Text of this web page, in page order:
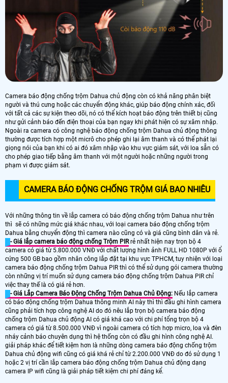
Camera báo động chống trộm Dahua chủ động còn có khả năng phân biệt
người và thú cưng hoặc các chuyển động khác, giúp báo động chính xác, đối
với tất cả các sự kiện theo dõi, nó có thể kích hoạt báo động trên thiết bị cũng
như gửi cảnh báo đến điện thoại của bạn ngay khi phát hiện có sự xâm nhập.
Ngoài ra camera có công nghệ báo động chống trộm Dahua chủ động thông
thường được tích hợp một micrô cho phép ghi lại âm thanh và có thể phát lại
giọng nói của bạn khi có ai đó xâm nhập vào khu vực giám sát, với loa sẵn có
cho phép giao tiếp bằng âm thanh với một người hoặc những người trong
phạm vi được giám sát.
CAMERA BÁO ĐỘNG CHỐNG TRỘM GIÁ BAO NHIÊU
Với những thông tin về lắp camera có báo động chống trộm Dahua như trên
thì sẽ có những mức giá khác nhau, với loại camera báo động chống trộm
Dahua bằng chuyển động thì camera nào cũng có và giá cũng bình dân và rẻ.
- Giá lắp camera báo động chống Trộm PIRrẻ nhất hiện nay trọn bộ 4
camera có giá từ 5.800.000 VNĐ với chất lượng hình ảnh FULL HD 1080P với ổ
cứng 500 GB bao gồm nhân công lắp đặt tại khu vực TPHCM, tuy nhiện với loại
camera báo động chống trộm Dahua PIR thì có thể sử dụng gói camera thường
còn những vị trí muốn sử dụng camera báo động chống trộm Dahua PIR chỉ
việc thay thế là có giá rẻ hơn.
- Giá Lắp Camera Báo Động Chống Trộm Dahua Chủ Động: Nếu lắp camera
có báo động chống trộm Dahua thông minh AI này thì thì đầu ghi hình camera
cũng phải tích hợp công nghệ AI do đó nêu lắp trọn bộ camera báo động
chống trộm Dahua chủ động AI có giá khá cao với chi phí tổng trọn bộ 4
camera có giá từ 8.500.000 VNĐ vì ngoài camera có tích hợp micro, loa và đèn
nháy cảnh báo chuyên dụng thì hệ thống còn có đầu ghi hình công nghệ AI.
giải pháp khác để tiết kiệm hơn là những dòng camera báo động chống trộm
Dahua chủ động wifi cũng có giá khá rẻ chỉ từ 2.200.000 VNĐ do đó sử dụng 1
hoặc 2 vị trí cần lắp camera báo động chống trộm Dahua chủ động dạng
camera IP wifi cũng là giải pháp tiết kiệm chi phí đáng kể.